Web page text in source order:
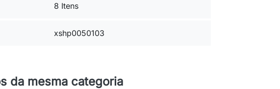
8 Itens
xshp0050103
da mesma categoria